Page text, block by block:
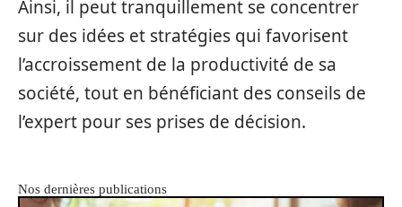
Ainsi, il peut tranquillement se concentrer
sur des idées et stratégies qui favorisent
l’accroissement de la productivité de sa
société, tout en bénéficiant des conseils de
l’expert pour ses prises de décision.
Nos dernières publications